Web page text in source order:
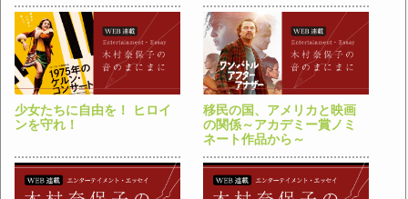
少女たちに自由を！ ヒロイ
ンを守れ！
移民の国、アメリカと映画
の関係～アカデミー賞ノミ
ネート作品から～